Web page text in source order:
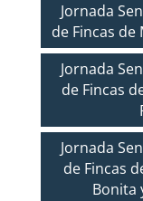
Jornada
de Fincas de
Jornada
de Fincas
Jornada
de Fincas
Bonita